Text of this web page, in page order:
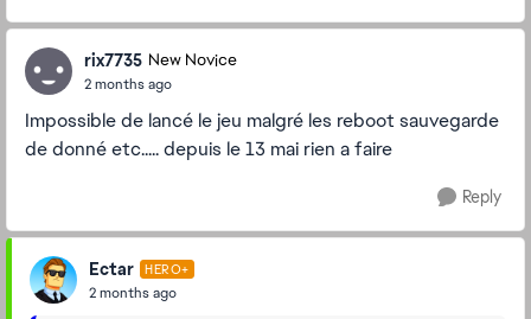
rix7735 New Novice
2 months ago
Impossible de lancé le jeu malgré les reboot sauvegarde
de donné etc..... depuis le 13 mai rien a faire
Reply
Ectar HERO+
2 months ago